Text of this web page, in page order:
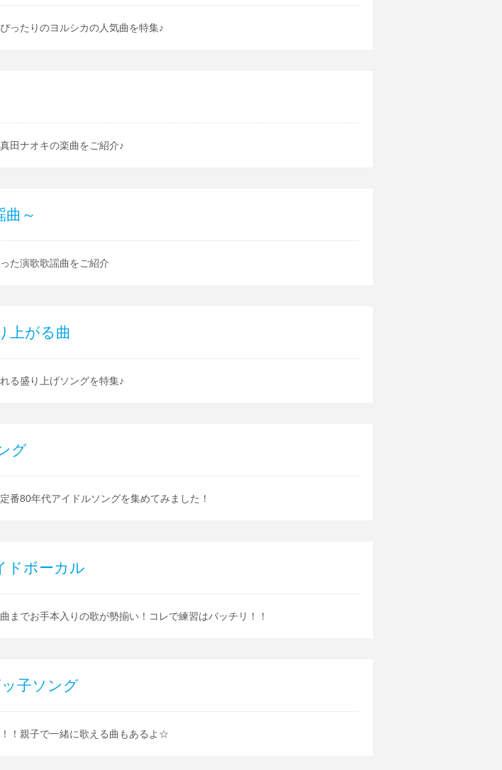
ったりのヨルシカの人気曲を特集♪
田ナオキの楽曲をご紹介♪
曲～
た演歌歌謡曲をご紹介
上がる曲
る盛り上げソングを特集♪
グ
番80年代アイドルソングを集めてみました！
ドボーカル
までお手本入りの歌が勢揃い！コレで練習はバッチリ！！
子ソング
！親子で一緒に歌える曲もあるよ☆